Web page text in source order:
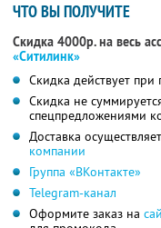
ЧТО ВЫ ПОЛУЧИТЕ
Скидка 4000р. на весь
«Ситилинк»
Скидка действует
Скидка не
спецпредложениями
Доставка
компании
Группа «ВКонтакте»
Telegram-канал
Оформите заказ на